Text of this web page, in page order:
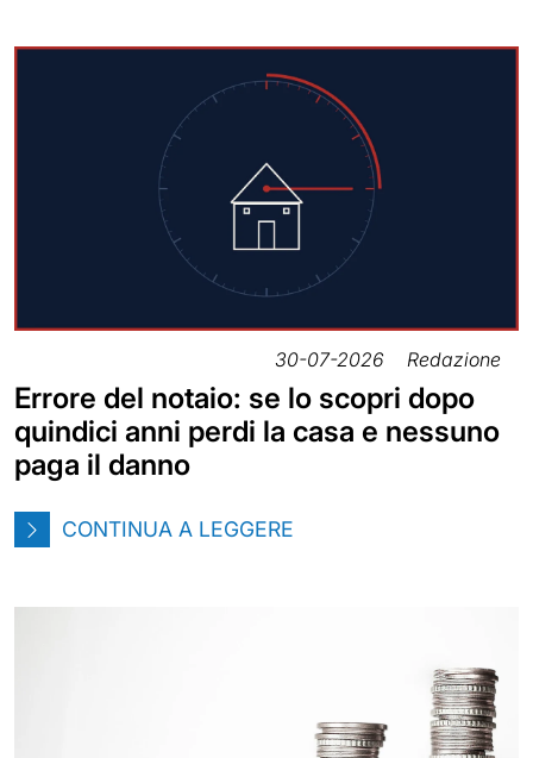
30-07-2026 Redazione
Errore del notaio: se lo scopri dopo
quindici anni perdi la casa e nessuno
paga il danno
CONTINUA A LEGGERE